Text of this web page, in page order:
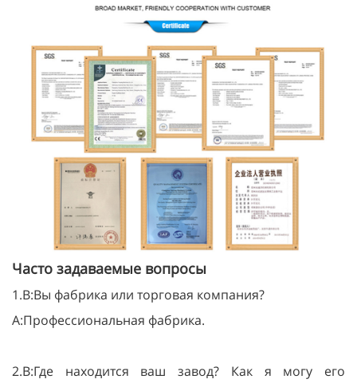
Часто задаваемые вопросы
1.В:Вы фабрика или торговая компания?
A:Профессиональная фабрика.
2.В:Где находится ваш завод? Как я могу его